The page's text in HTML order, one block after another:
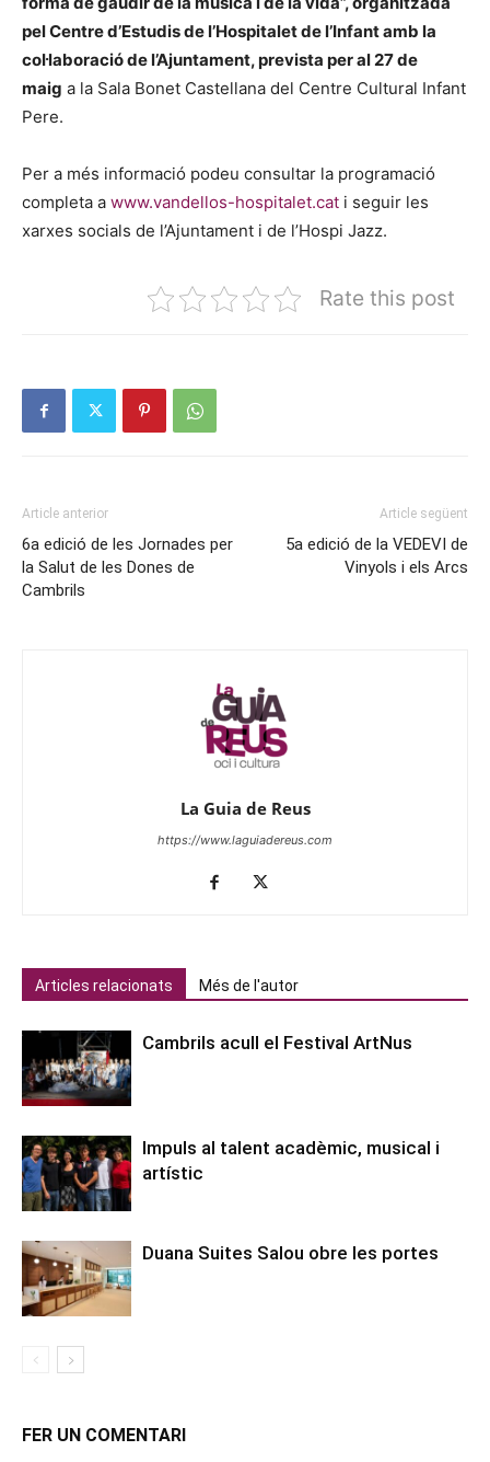
pel Centre d’Estudis de l’Hospitalet de l’Infant amb la
col·laboració de l’Ajuntament, prevista per al 27 de
maig a la Sala Bonet Castellana del Centre Cultural Infant
Pere.
Per a més informació podeu consultar la programació
completa a www.vandellos-hospitalet.cat i seguir les
xarxes socials de l’Ajuntament i de l’Hospi Jazz.
Rate this post
Article anterior
6a edició de les Jornades per
la Salut de les Dones de
Cambrils
Article següent
5a edició de la VEDEVI de
Vinyols i els Arcs
La Guia de Reus
https://www.laguiadereus.com
Articles relacionats Més de l'autor
Cambrils acull el Festival ArtNus
Impuls al talent acadèmic, musical i
artístic
Duana Suites Salou obre les portes
FER UN COMENTARI